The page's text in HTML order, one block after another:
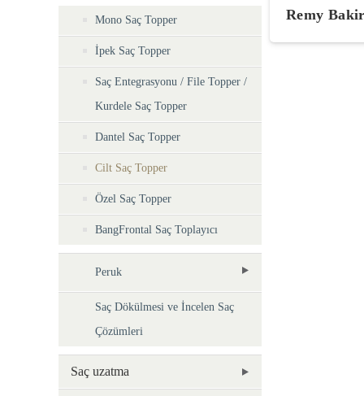
Mono Saç Topper
İpek Saç Topper
Saç Entegrasyonu / File Topper /
Kurdele Saç Topper
Dantel Saç Topper
Cilt Saç Topper
Özel Saç Topper
BangFrontal Saç Toplayıcı
Peruk
Saç Dökülmesi ve İncelen Saç
Çözümleri
Saç uzatma
Remy